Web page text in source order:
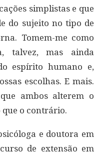
simplistas e que
do sujeito no tipo de
Tomem-me como
talvez, mas ainda
espírito humano e,
escolhas. E mais.
ambos alterem o
que o contrário.
e doutora em
de extensão em